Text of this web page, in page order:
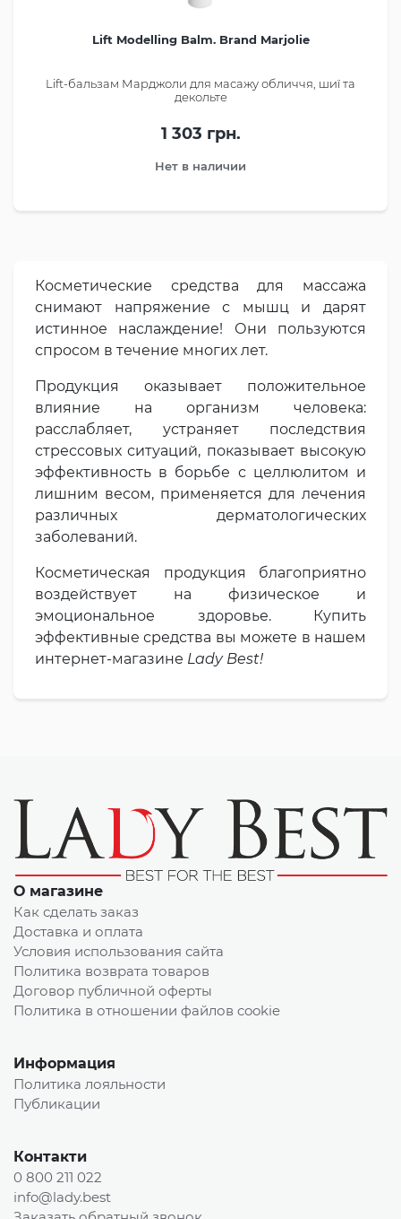
Lift Modelling Balm. Brand Marjolie
Lift-бальзам Марджоли для масажу обличчя, шиї та
декольте
1 303 грн.
Нет в наличии
Косметические средства для массажа
снимают напряжение с мышц и дарят
истинное наслаждение! Они пользуются
спросом в течение многих лет.
Продукция оказывает положительное
влияние на организм человека:
расслабляет, устраняет последствия
стрессовых ситуаций, показывает высокую
эффективность в борьбе с целлюлитом и
лишним весом, применяется для лечения
различных дерматологических
заболеваний.
Косметическая продукция благоприятно
воздействует на физическое и
эмоциональное здоровье. Купить
эффективные средства вы можете в нашем
интернет-магазине Lady Best!
О магазине
Как сделать заказ
Доставка и оплата
Условия использования сайта
Политика возврата товаров
Договор публичной оферты
Политика в отношении файлов cookie
Информация
Политика лояльности
Публикации
Контакти
0 800 211 022
info@lady.best